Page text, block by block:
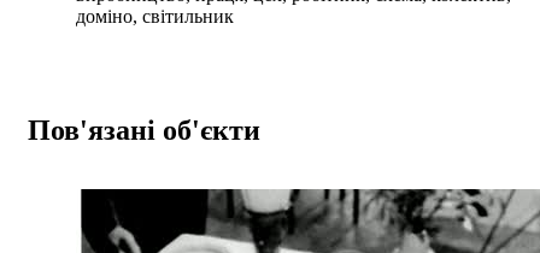
доміно, світильник
Пов'язані об'єкти